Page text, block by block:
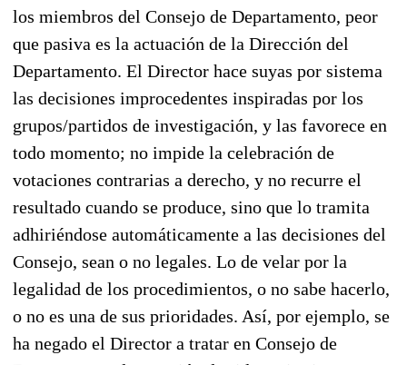
los miembros del Consejo de Departamento, peor
que pasiva es la actuación de la Dirección del
Departamento. El Director hace suyas por sistema
las decisiones improcedentes inspiradas por los
grupos/partidos de investigación, y las favorece en
todo momento; no impide la celebración de
votaciones contrarias a derecho, y no recurre el
resultado cuando se produce, sino que lo tramita
adhiriéndose automáticamente a las decisiones del
Consejo, sean o no legales. Lo de velar por la
legalidad de los procedimientos, o no sabe hacerlo,
o no es una de sus prioridades. Así, por ejemplo, se
ha negado el Director a tratar en Consejo de